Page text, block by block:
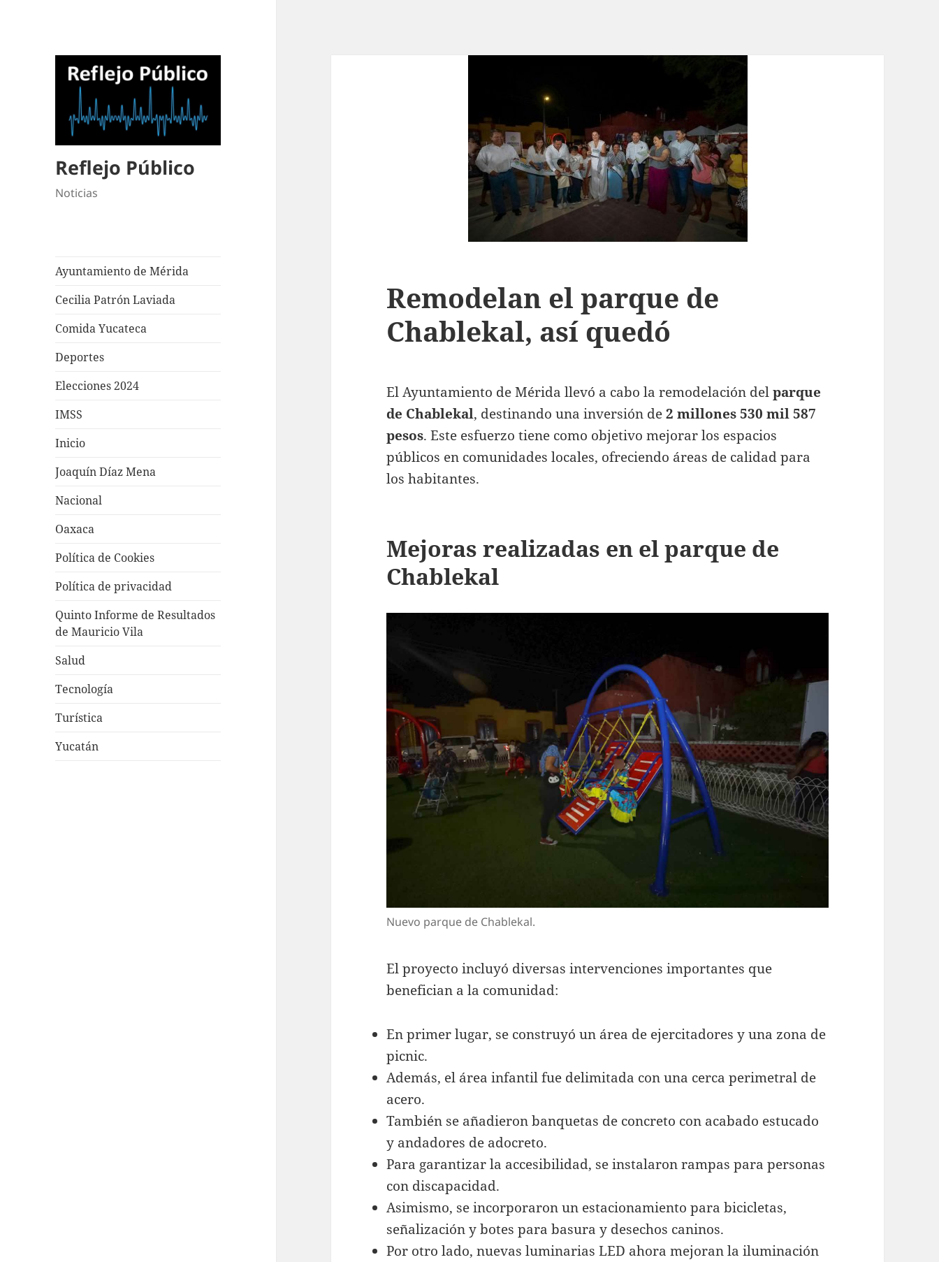
Reflejo Público
Noticias
Ayuntamiento de Mérida
Cecilia Patrón Laviada
Comida Yucateca
Deportes
Elecciones 2024
IMSS
Inicio
Joaquín Díaz Mena
Nacional
Oaxaca
Política de Cookies
Política de privacidad
Quinto Informe de Resultados
de Mauricio Vila
Salud
Tecnología
Turística
Yucatán
Remodelan el parque de
Chablekal, así quedó
El Ayuntamiento de Mérida llevó a cabo la remodelación delparque
de Chablekal, destinando una inversión de2 millones 530 mil 587
pesos. Este esfuerzo tiene como objetivo mejorar los espacios
públicos en comunidades locales, ofreciendo áreas de calidad para
los habitantes.
Mejoras realizadas en el parque de
Chablekal
Nuevo parque de Chablekal.
El proyecto incluyó diversas intervenciones importantes que
benefician a la comunidad:
En primer lugar, se construyó un área de ejercitadores y una zona de
picnic.
Además, el área infantil fue delimitada con una cerca perimetral de
acero.
También se añadieron banquetas de concreto con acabado estucado
y andadores de adocreto.
Para garantizar la accesibilidad, se instalaron rampas para personas
con discapacidad.
Asimismo, se incorporaron un estacionamiento para bicicletas,
señalización y botes para basura y desechos caninos.
Por otro lado, nuevas luminarias LED ahora mejoran la iluminación